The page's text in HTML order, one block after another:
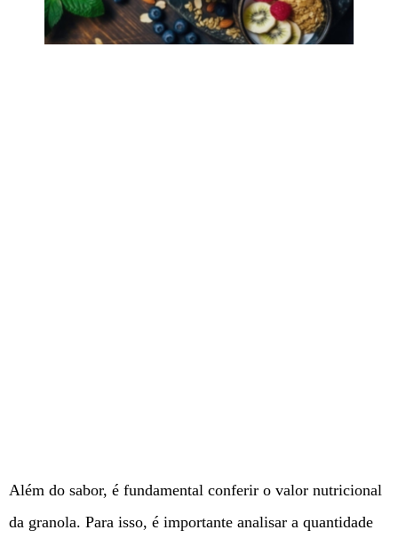
Além do sabor, é fundamental conferir o valor nutricional
da granola. Para isso, é importante analisar a quantidade